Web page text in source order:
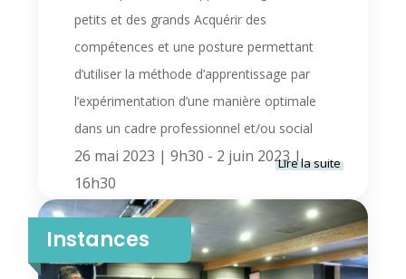
26 mai 2023 | 9h30 - 2 juin 2023 |
16h30
Jouez et vous serez sérieux
petits et des grands Acquérir des
compétences et une posture permettant
d’utiliser la méthode d’apprentissage par
l’expérimentation d’une manière optimale
dans un cadre professionnel et/ou social
Lire la suite
Instances